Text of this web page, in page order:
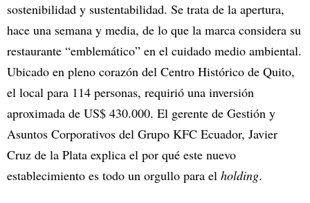
sostenibilidad y sustentabilidad. Se trata de la apertura,
hace una semana y media, de lo que la marca considera su
restaurante “emblemático” en el cuidado medio ambiental.
Ubicado en pleno corazón del Centro Histórico de Quito,
el local para 114 personas, requirió una inversión
aproximada de US$ 430.000. El gerente de Gestión y
Asuntos Corporativos del Grupo KFC Ecuador, Javier
Cruz de la Plata explica el por qué este nuevo
establecimiento es todo un orgullo para el holding.